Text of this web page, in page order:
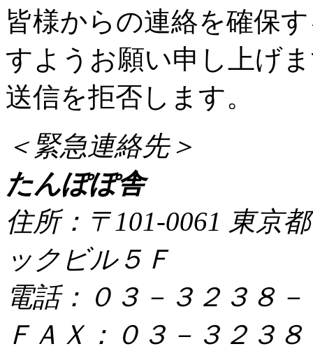
皆様からの連絡を確保
すようお願い申し上げ
送信を拒否します。
＜緊急連絡先＞
たんぽぽ舎
住所：〒101-0061 東京
ックビル５Ｆ
電話：０３－３２３８
ＦＡＸ：０３－３２３